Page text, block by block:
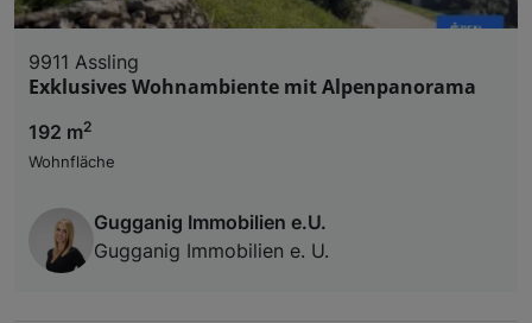
9911 Assling
Exklusives Wohnambiente mit Alpenpanorama
192 m2
Wohnfläche
Gugganig Immobilien e.U.
Gugganig Immobilien e. U.